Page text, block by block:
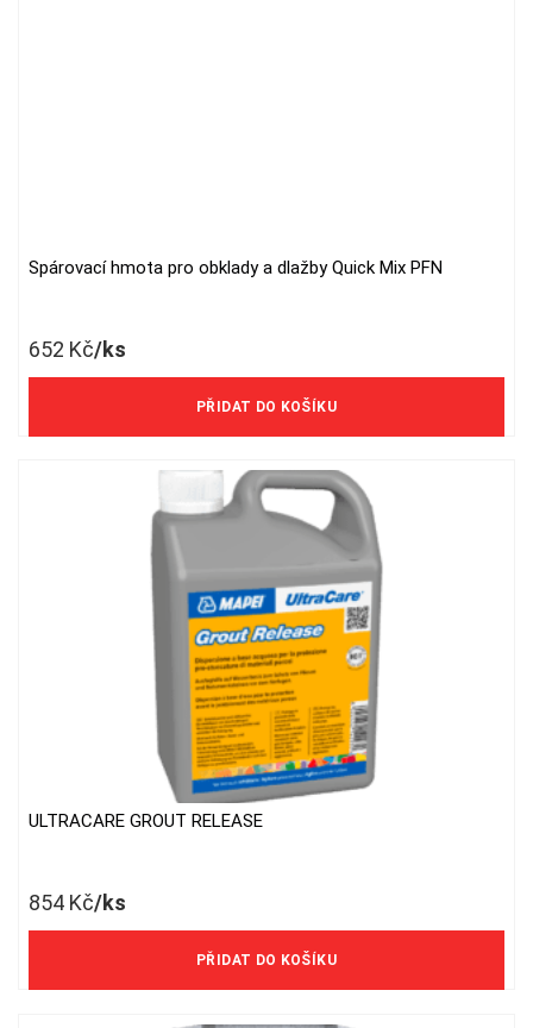
Spárovací hmota pro obklady a dlažby Quick Mix PFN
652 Kč/ks
539 Kč/ks bez DPH
PŘIDAT DO KOŠÍKU
ULTRACARE GROUT RELEASE
854 Kč/ks
PŘIDAT DO KOŠÍKU